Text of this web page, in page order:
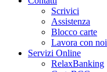
Scrivici
Assistenza
Blocco carte
Lavora con noi
Servizi Online
RelaxBanking